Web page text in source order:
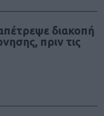
διακοπή
πριν τις